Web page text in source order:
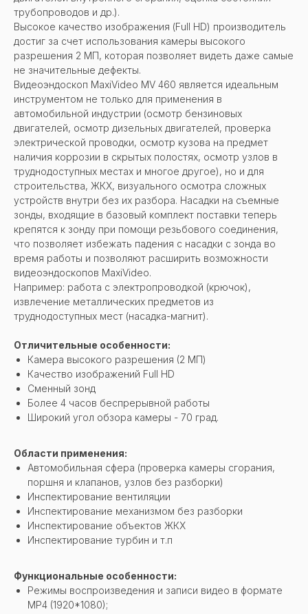
трубопроводов и др.).
Высокое качество изображения (Full HD) производитель
достиг за счет использования камеры высокого
разрешения 2 МП, которая позволяет видеть даже самые
не значительные дефекты.
Видеоэндоскоп MaxiVideo MV 460 является идеальным
инструментом не только для применения в
автомобильной индустрии (осмотр бензиновых
двигателей, осмотр дизельных двигателей, проверка
электрической проводки, осмотр кузова на предмет
наличия коррозии в скрытых полостях, осмотр узлов в
труднодоступных местах и многое другое), но и для
строительства, ЖКХ, визуального осмотра сложных
устройств внутри без их разбора. Насадки на съемные
зонды, входящие в базовый комплект поставки теперь
крепятся к зонду при помощи резьбового соединения,
что позволяет избежать падения с насадки с зонда во
время работы и позволяют расширить возможности
видеоэндоскопов MaxiVideo.
Например: работа с электропроводкой (крючок),
извлечение металлических предметов из
труднодоступных мест (насадка-магнит).
Отличительные особенности:
Камера высокого разрешения (2 МП)
Качество изображений Full HD
Сменный зонд
Более 4 часов беспрерывной работы
Широкий угол обзора камеры - 70 град.
Области применения:
Автомобильная сфера (проверка камеры сгорания,
поршня и клапанов, узлов без разборки)
Инспектирование вентиляции
Инспектирование механизмом без разборки
Инспектирование объектов ЖКХ
Инспектирование турбин и т.п
Функциональные особенности:
Режимы воспроизведения и записи видео в формате
MP4 (1920*1080);